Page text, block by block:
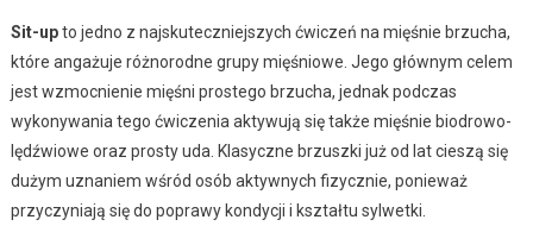
Sit-upto jedno z najskuteczniejszych ćwiczeń na mięśnie brzucha,
które angażuje różnorodne grupy mięśniowe. Jego głównym celem
jest wzmocnienie mięśni prostego brzucha, jednak podczas
wykonywania tego ćwiczenia aktywują się także mięśnie biodrowo-
lędźwiowe oraz prosty uda. Klasyczne brzuszki już od lat cieszą się
dużym uznaniem wśród osób aktywnych fizycznie, ponieważ
przyczyniają się do poprawy kondycji i kształtu sylwetki.